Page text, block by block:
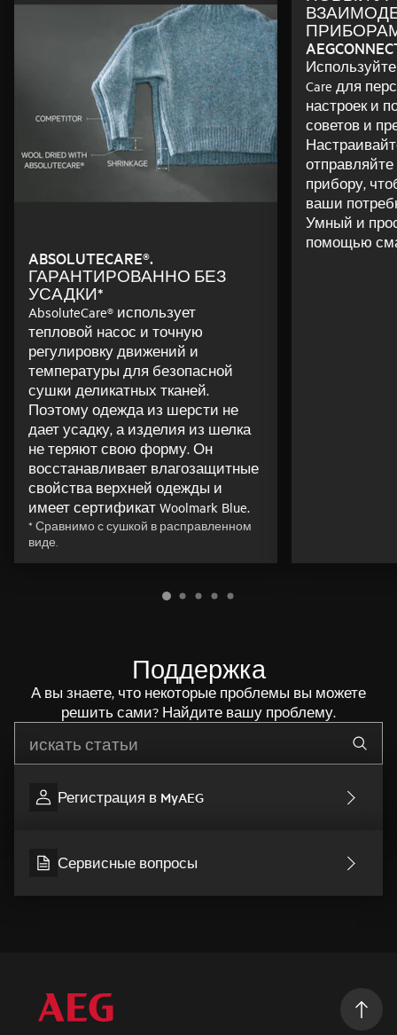
ABSOLUTECARE®.
ГАРАНТИРОВАННО БЕЗ
УСАДКИ*
AbsoluteCare® использует
тепловой насос и точную
регулировку движений и
температуры для безопасной
сушки деликатных тканей.
Поэтому одежда из шерсти не
дает усадку, а изделия из шелка
не теряют свою форму. Он
восстанавливает влагозащитные
свойства верхней одежды и
имеет сертификат Woolmark Blue.
* Сравнимо с сушкой в расправленном
виде.
Care для
настроек и
советов и
прибору,
ваши
Умный и
помощью
Поддержка
А вы знаете, что некоторые проблемы вы можете
решить сами? Найдите вашу проблему.
Регистрация в MyAEG
Сервисные вопросы